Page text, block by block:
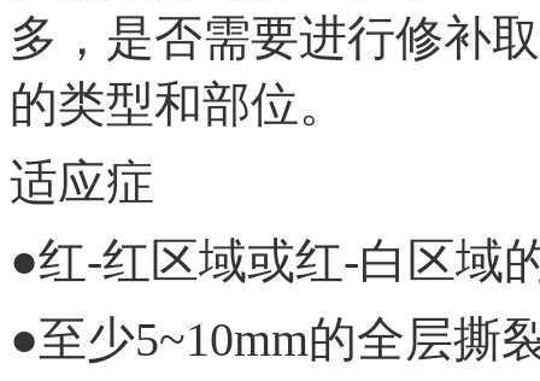
多，是否需要进行修补
的类型和部位。
适应症
●红-红区域或红-白区域
●至少5~10mm的全层撕